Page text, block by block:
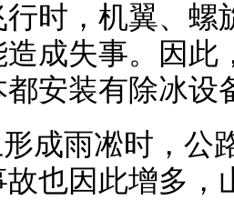
行时，机翼、螺
成失事。因此
安装有除冰设
成雨凇时，公
故也因此增多